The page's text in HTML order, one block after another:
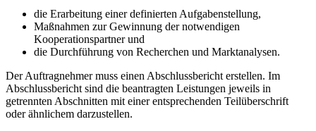
die Erarbeitung einer definierten Aufgabenstellung,
Maßnahmen zur Gewinnung der notwendigen
Kooperationspartner und
die Durchführung von Recherchen und Marktanalysen.
Der Auftragnehmer muss einen Abschlussbericht erstellen. Im
Abschlussbericht sind die beantragten Leistungen jeweils in
getrennten Abschnitten mit einer entsprechenden Teilüberschrift
oder ähnlichem darzustellen.